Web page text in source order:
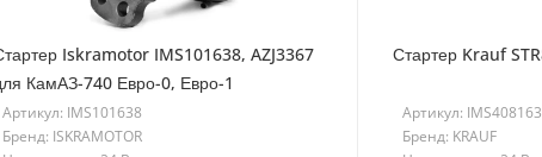
Iskramotor IMS101638, AZJ3367
КамАЗ-740 Евро-0, Евро-1
Артикул: IMS101638
Бренд: ISKRAMOTOR
Артикул: IMS408163
Бренд: KRAUF